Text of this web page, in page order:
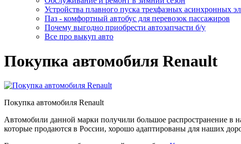
Устройства плавного пуска трехфазных асинхронных
Паз - комфортный автобус для перевозок пассажиров
Почему выгодно приобрести автозапчасти б/у
Все про выкуп авто
Покупка автомобиля Renault
Покупка автомобиля Renault
Автомобили данной марки получили большое распространение в
которые продаются в России, хорошо адаптированы для наших